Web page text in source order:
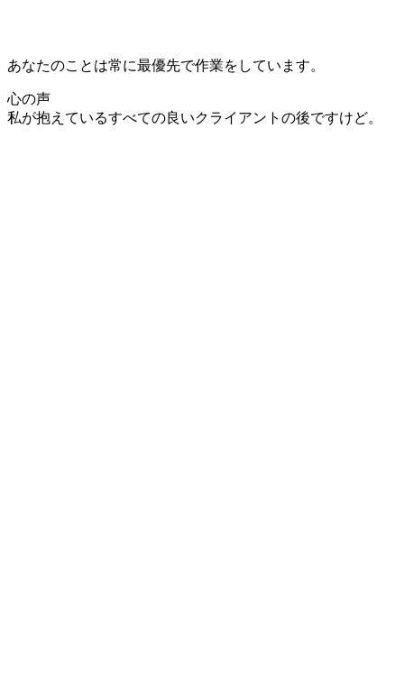
あなたのことは常に最優先で作業をしています。
心の声
私が抱えているすべての良いクライアントの後ですけど。